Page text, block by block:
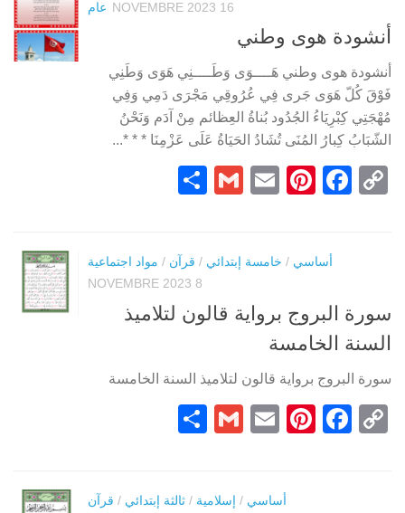
عام 16 NOVEMBRE 2023
أنشودة هوى وطني
أنشودة هوى وطني هَــــوَى وَطَــــنِي هَوَى وَطَنِي
فَوْقَ كُلّ هَوَى جَرى فِي عُرُوقِي مَجْرَى دَمِي وَفِي
مُهْجَتِي كِبْرِيَاءُ الجُدُود بُناةُ العِظائم مِنْ آدَم وَنَحْنُ
الشّبَابُ كِبارُ المُنَى تُشَادُ الحَيَاةُ عَلَى عَزْمِنَا * * *...
Copy
Facebook
Pinterest
Email
Gmail
أساسي / خامسة إبتدائي / قرآن / مواد اجتماعية
8 NOVEMBRE 2023
سورة البروج برواية قالون لتلاميذ
السنة الخامسة
سورة البروج برواية قالون لتلاميذ السنة الخامسة
Copy
Facebook
Pinterest
Email
Gmail
أساسي / إسلامية / ثالثة إبتدائي / قرآن